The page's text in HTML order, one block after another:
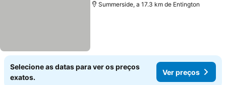
Summerside, a 17.3 km de Entington
Selecione as datas para ver os preços
exatos.
Ver preços